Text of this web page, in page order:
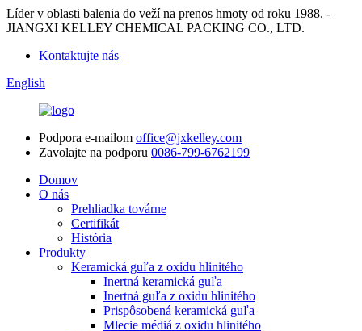
Líder v oblasti balenia do veží na prenos hmoty od roku 1988. -
JIANGXI KELLEY CHEMICAL PACKING CO., LTD.
Kontaktujte nás
English
Podpora e-mailom office@jxkelley.com
Zavolajte na podporu 0086-799-6762199
Domov
O nás
Prehliadka továrne
Certifikát
História
Produkty
Keramická guľa z oxidu hlinitého
Inertná keramická guľa
Inertná guľa z oxidu hlinitého
Prispôsobená keramická guľa
Mlecie médiá z oxidu hlinitého